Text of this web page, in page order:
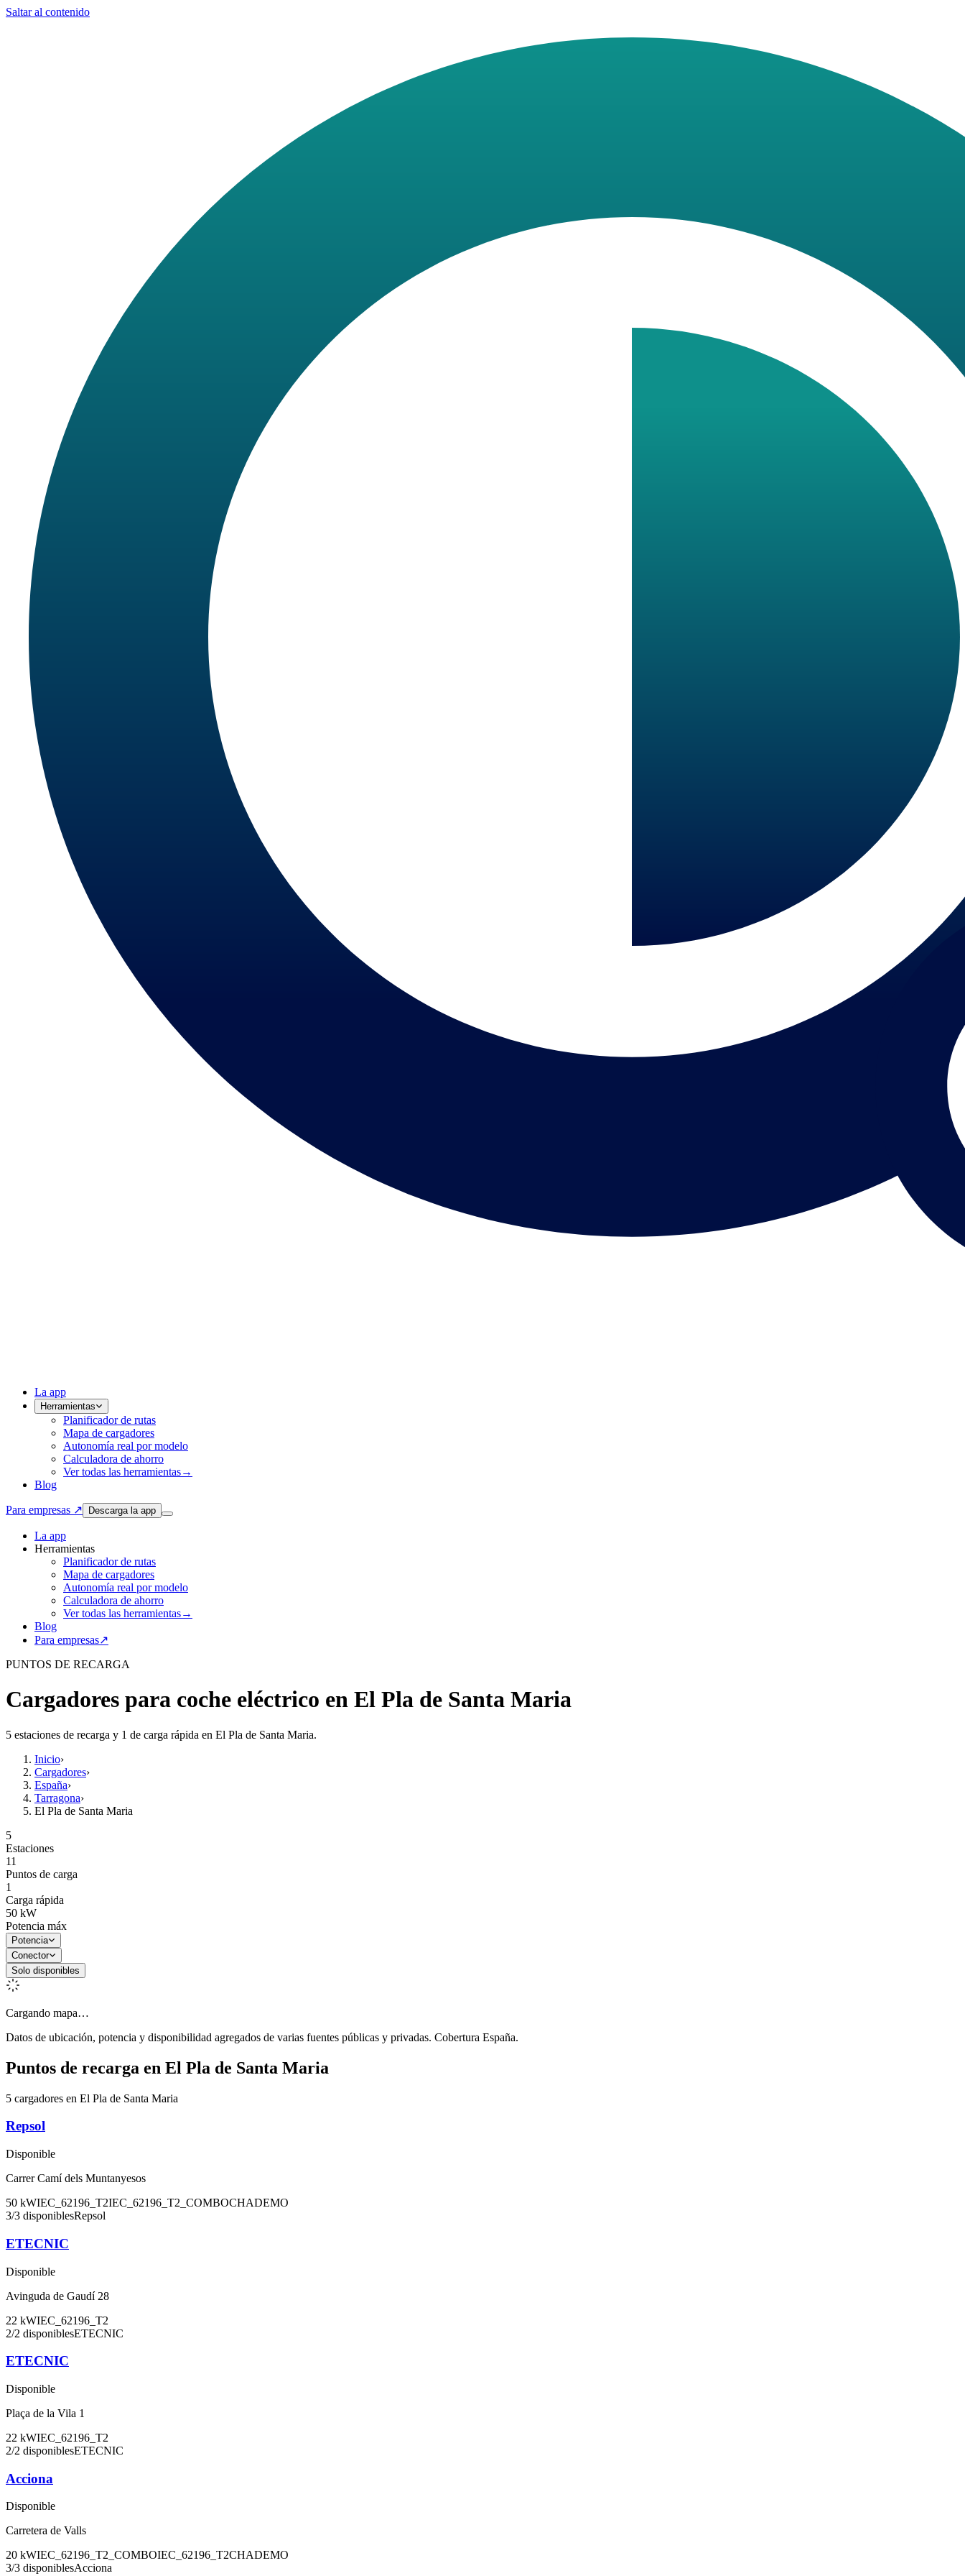
Saltar al contenido
La app
Herramientas
Planificador de rutas
Mapa de cargadores
Autonomía real por modelo
Calculadora de ahorro
Ver todas las herramientas→
Blog
Para empresas ↗ Descarga la app
La app
Herramientas
Planificador de rutas
Mapa de cargadores
Autonomía real por modelo
Calculadora de ahorro
Ver todas las herramientas→
Blog
Para empresas↗
PUNTOS DE RECARGA
Cargadores para coche eléctrico en El Pla de Santa Maria
5 estaciones de recarga y 1 de carga rápida en El Pla de Santa Maria.
Inicio›
Cargadores›
España›
Tarragona›
El Pla de Santa Maria
5
Estaciones
11
Puntos de carga
1
Carga rápida
50 kW
Potencia máx
Potencia
Conector
Solo disponibles
Cargando mapa…
Datos de ubicación, potencia y disponibilidad agregados de varias fuentes públicas y privadas. Cobertura España.
Puntos de recarga en El Pla de Santa Maria
5 cargadores en El Pla de Santa Maria
Repsol
Disponible
Carrer Camí dels Muntanyesos
50 kWIEC_62196_T2IEC_62196_T2_COMBOCHADEMO
3/3 disponiblesRepsol
ETECNIC
Disponible
Avinguda de Gaudí 28
22 kWIEC_62196_T2
2/2 disponiblesETECNIC
ETECNIC
Disponible
Plaça de la Vila 1
22 kWIEC_62196_T2
2/2 disponiblesETECNIC
Acciona
Disponible
Carretera de Valls
20 kWIEC_62196_T2_COMBOIEC_62196_T2CHADEMO
3/3 disponiblesAcciona